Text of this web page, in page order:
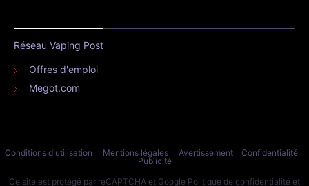
Réseau Vaping Post
Offres d'emploi
Megot.com
Conditions d'utilisation Mentions légales Avertissement
Confidentialité
Publicité
Ce site est protégé par reCAPTCHA et Google Politique de confidentialité et